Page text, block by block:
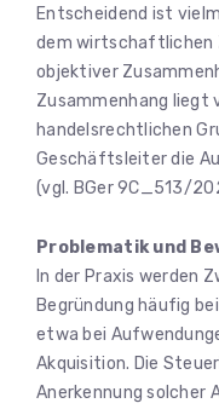
Entscheidend ist
dem wirtschaftlichen
objektiver
Zusammenhang liegt
handelsrechtlichen
Geschäftsleiter die
(vgl. BGer 9C_513/
Problematik und
In der Praxis werden
Begründung häufig
etwa bei
Akquisition. Die
Anerkennung solcher